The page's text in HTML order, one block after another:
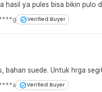
hasil ya pules bisa bikin pulo
Verified Buyer
Tampilan bagus, bahan suede.
Verified Buyer